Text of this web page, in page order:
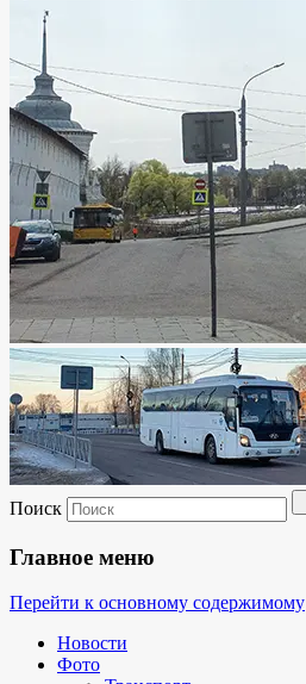
Поиск
Главное меню
Перейти к основному содержимому
Новости
Фото